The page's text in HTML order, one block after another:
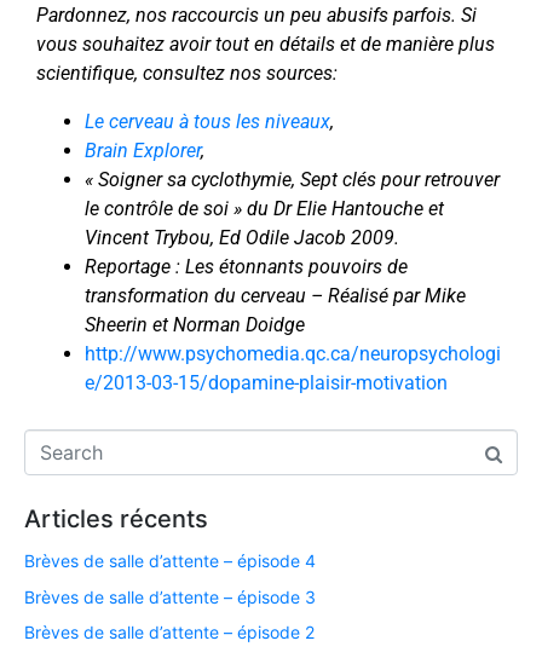
Pardonnez, nos raccourcis un peu abusifs parfois. Si
vous souhaitez avoir tout en détails et de manière plus
scientifique, consultez nos sources:
Le cerveau à tous les niveaux,
Brain Explorer,
« Soigner sa cyclothymie, Sept clés pour retrouver
le contrôle de soi » du Dr Elie Hantouche et
Vincent Trybou, Ed Odile Jacob 2009.
Reportage : Les étonnants pouvoirs de
transformation du cerveau – Réalisé par Mike
Sheerin et Norman Doidge
http://www.psychomedia.qc.ca/neuropsychologi
e/2013-03-15/dopamine-plaisir-motivation
Articles récents
Brèves de salle d’attente – épisode 4
Brèves de salle d’attente – épisode 3
Brèves de salle d’attente – épisode 2